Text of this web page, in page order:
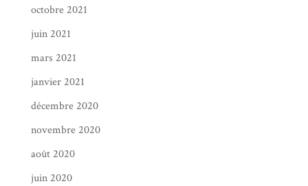
octobre 2021
juin 2021
mars 2021
janvier 2021
décembre 2020
novembre 2020
août 2020
juin 2020